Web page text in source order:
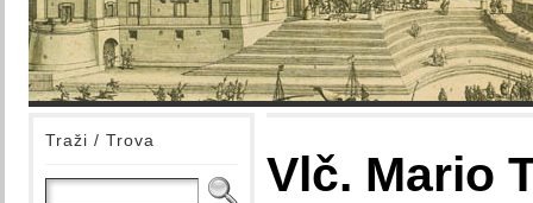
Traži / Trova
Vlč. Mario